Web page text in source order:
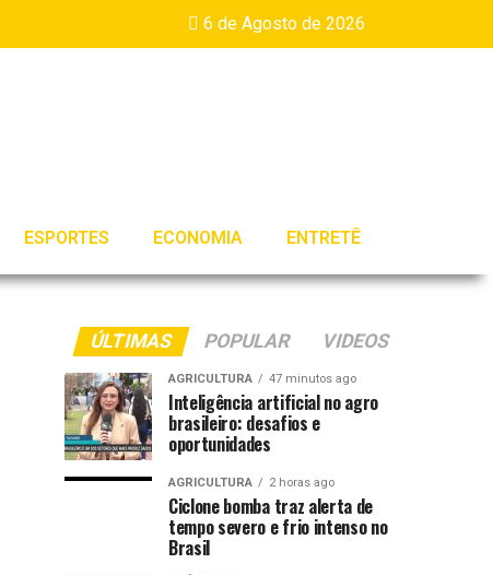
6 de Agosto de 2026
ESPORTES ECONOMIA ENTRETÊ
ÚLTIMAS POPULAR VIDEOS
AGRICULTURA 47 minutos ago
Inteligência artificial no agro
brasileiro: desafios e
oportunidades
AGRICULTURA 2 horas ago
Ciclone bomba traz alerta de
tempo severo e frio intenso no
Brasil